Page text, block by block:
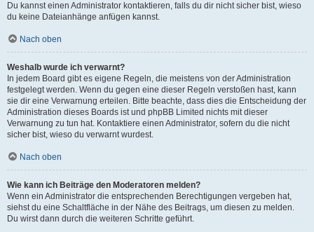
Du kannst einen Administrator kontaktieren, falls du dir nicht sicher bist, wieso
du keine Dateianhänge anfügen kannst.
Nach oben
Weshalb wurde ich verwarnt?
In jedem Board gibt es eigene Regeln, die meistens von der Administration
festgelegt werden. Wenn du gegen eine dieser Regeln verstoßen hast, kann
sie dir eine Verwarnung erteilen. Bitte beachte, dass dies die Entscheidung der
Administration dieses Boards ist und phpBB Limited nichts mit dieser
Verwarnung zu tun hat. Kontaktiere einen Administrator, sofern du die nicht
sicher bist, wieso du verwarnt wurdest.
Nach oben
Wie kann ich Beiträge den Moderatoren melden?
Wenn ein Administrator die entsprechenden Berechtigungen vergeben hat,
siehst du eine Schaltfläche in der Nähe des Beitrags, um diesen zu melden.
Du wirst dann durch die weiteren Schritte geführt.